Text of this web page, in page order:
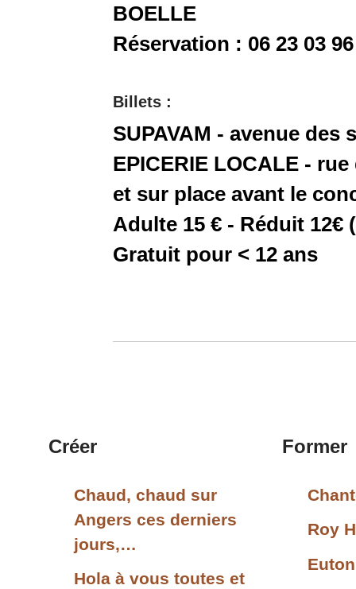
BOELLE
Réservation : 06 23 03
Billets :
SUPAVAM - avenue des
EPICERIE LOCALE -
et sur place avant le
Adulte 15 € - Réduit
Gratuit pour < 12 ans
Créer
Chaud, chaud sur
Angers ces derniers
jours,…
Hola à vous toutes et
Former
Roy